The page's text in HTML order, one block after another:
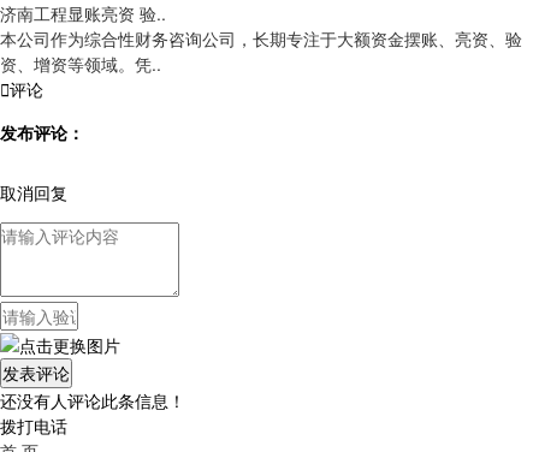
济南工程显账亮资 验..
本公司作为综合性财务咨询公司，长期专注于大额资金摆账、亮资、验
资、增资等领域。凭..
评论
发布评论：
取消回复
还没有人评论此条信息！
拨打电话